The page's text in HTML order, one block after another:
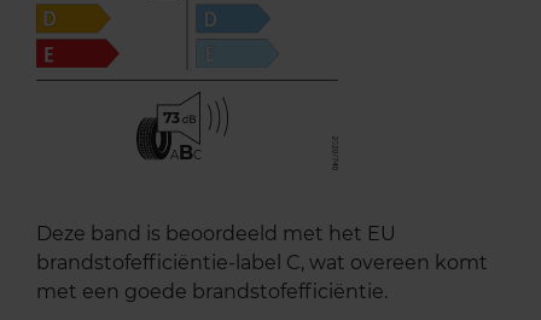
73
ABC
Deze band is beoordeeld met het EU
brandstofefficiëntie-label C, wat overeen komt
met een goede brandstofefficiëntie.